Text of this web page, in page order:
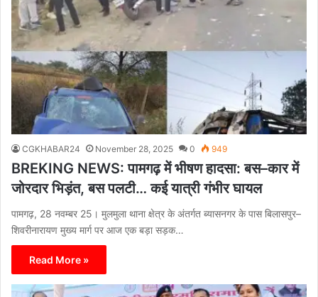
CGKHABAR24 November 28, 2025 0 949
BREKING NEWS: पामगढ़ में भीषण हादसा: बस–कार में
जोरदार भिड़ंत, बस पलटी… कई यात्री गंभीर घायल
पामगढ़, 28 नवम्बर 25। मुलमुला थाना क्षेत्र के अंतर्गत ब्यासनगर के पास बिलासपुर–
शिवरीनारायण मुख्य मार्ग पर आज एक बड़ा सड़क…
Read More »